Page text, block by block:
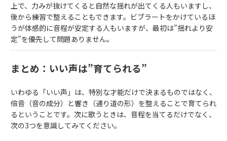
上で、力みが抜けてくると自然な揺れが出てくる人もいますし、
後から練習で整えることもできます。ビブラートをかけているほ
うが体感的に音程が安定する人もいますが、最初は”揺れより安
定”を優先して問題ありません。
まとめ：いい声は”育てられる”
いわゆる「いい声」は、特別な才能だけで決まるものではなく、
倍音（音の成分）と響き（通り道の形）を整えることで育てられ
るということです。次に歌うときは、音程を当てるだけでなく、
次の3つを意識してみてください。